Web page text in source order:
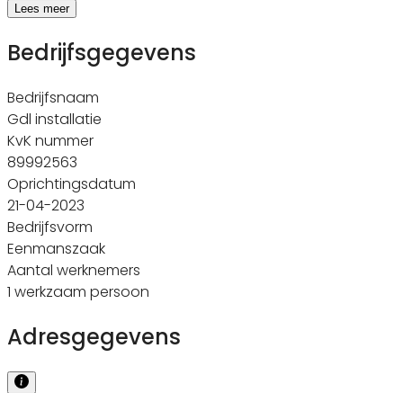
Lees meer
Bedrijfsgegevens
Bedrijfsnaam
Gdl installatie
KvK nummer
89992563
Oprichtingsdatum
21-04-2023
Bedrijfsvorm
Eenmanszaak
Aantal werknemers
1 werkzaam persoon
Adresgegevens